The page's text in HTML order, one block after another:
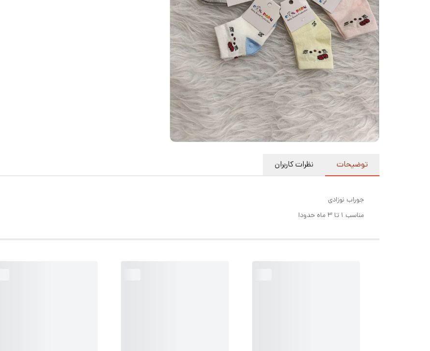
توضیحات نظرات کاربران
جوراب نوزادی
مناسب ۱ تا ۳ ماه حدودا